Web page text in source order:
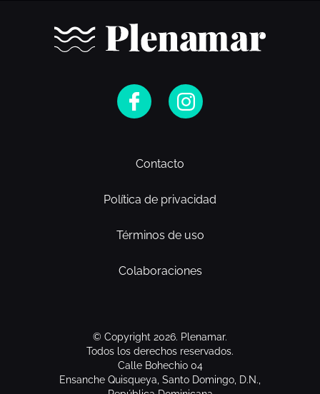
Contacto
Política de privacidad
Términos de uso
Colaboraciones
© Copyright 2026. Plenamar.
Todos los derechos reservados.
Calle Bohechio 04
Ensanche Quisqueya, Santo Domingo, D.N.,